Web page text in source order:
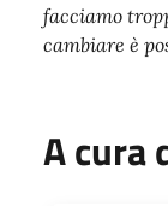
facciamo
cambiare è
A cura